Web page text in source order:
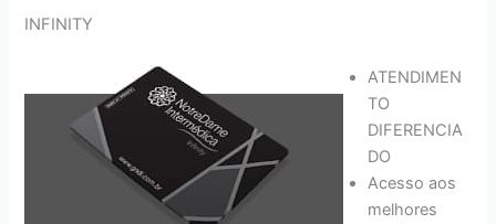
INFINITY
ATENDIMEN
TO
DIFERENCIA
DO
Acesso aos
melhores